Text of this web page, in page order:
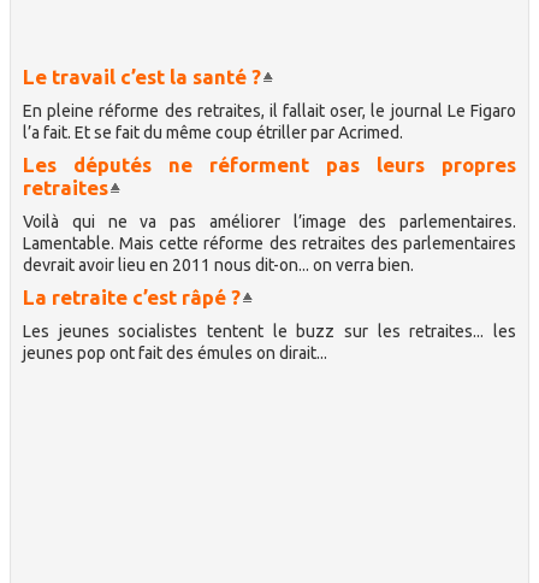
Le travail c’est la santé ?
En pleine réforme des retraites, il fallait oser, le journal Le Figaro
l’a fait. Et se fait du même coup étriller par Acrimed.
Les députés ne réforment pas leurs propres
retraites
Voilà qui ne va pas améliorer l’image des parlementaires.
Lamentable. Mais cette réforme des retraites des parlementaires
devrait avoir lieu en 2011 nous dit-on... on verra bien.
La retraite c’est râpé ?
Les jeunes socialistes tentent le buzz sur les retraites... les
jeunes pop ont fait des émules on dirait...